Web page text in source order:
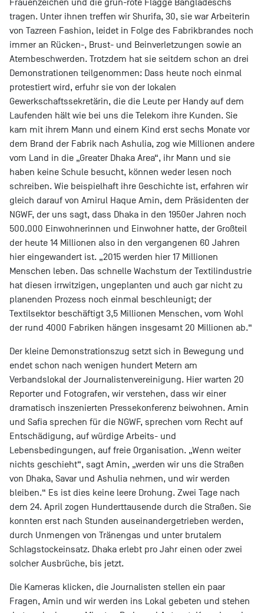
tragen. Unter ihnen treffen wir Shurifa, 30, sie war Arbeiterin
von Tazreen Fashion, leidet in Folge des Fabrikbrandes noch
immer an Rücken-, Brust- und Beinverletzungen sowie an
Atembeschwerden. Trotzdem hat sie seitdem schon an drei
Demonstrationen teilgenommen: Dass heute noch einmal
protestiert wird, erfuhr sie von der lokalen
Gewerkschaftssekretärin, die die Leute per Handy auf dem
Laufenden hält wie bei uns die Telekom ihre Kunden. Sie
kam mit ihrem Mann und einem Kind erst sechs Monate vor
dem Brand der Fabrik nach Ashulia, zog wie Millionen andere
vom Land in die „Greater Dhaka Area“, ihr Mann und sie
haben keine Schule besucht, können weder lesen noch
schreiben. Wie beispielhaft ihre Geschichte ist, erfahren wir
gleich darauf von Amirul Haque Amin, dem Präsidenten der
NGWF, der uns sagt, dass Dhaka in den 1950er Jahren noch
500.000 Einwohnerinnen und Einwohner hatte, der Großteil
der heute 14 Millionen also in den vergangenen 60 Jahren
hier eingewandert ist. „2015 werden hier 17 Millionen
Menschen leben. Das schnelle Wachstum der Textilindustrie
hat diesen irrwitzigen, ungeplanten und auch gar nicht zu
planenden Prozess noch einmal beschleunigt; der
Textilsektor beschäftigt 3,5 Millionen Menschen, vom Wohl
der rund 4000 Fabriken hängen insgesamt 20 Millionen ab.“
Der kleine Demonstrationszug setzt sich in Bewegung und
endet schon nach wenigen hundert Metern am
Verbandslokal der Journalistenvereinigung. Hier warten 20
Reporter und Fotografen, wir verstehen, dass wir einer
dramatisch inszenierten Pressekonferenz beiwohnen. Amin
und Safia sprechen für die NGWF, sprechen vom Recht auf
Entschädigung, auf würdige Arbeits- und
Lebensbedingungen, auf freie Organisation. „Wenn weiter
nichts geschieht“, sagt Amin, „werden wir uns die Straßen
von Dhaka, Savar und Ashulia nehmen, und wir werden
bleiben.“ Es ist dies keine leere Drohung. Zwei Tage nach
dem 24. April zogen Hunderttausende durch die Straßen. Sie
konnten erst nach Stunden auseinandergetrieben werden,
durch Unmengen von Tränengas und unter brutalem
Schlagstockeinsatz. Dhaka erlebt pro Jahr einen oder zwei
solcher Ausbrüche, bis jetzt.
Die Kameras klicken, die Journalisten stellen ein paar
Fragen, Amin und wir werden ins Lokal gebeten und stehen